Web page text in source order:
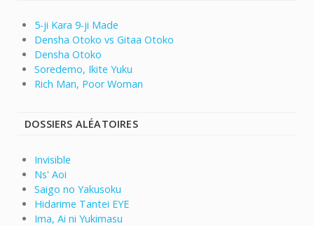
5-ji Kara 9-ji Made
Densha Otoko vs Gitaa Otoko
Densha Otoko
Soredemo, Ikite Yuku
Rich Man, Poor Woman
DOSSIERS ALÉATOIRES
Invisible
Ns' Aoi
Saigo no Yakusoku
Hidarime Tantei EYE
Ima, Ai ni Yukimasu